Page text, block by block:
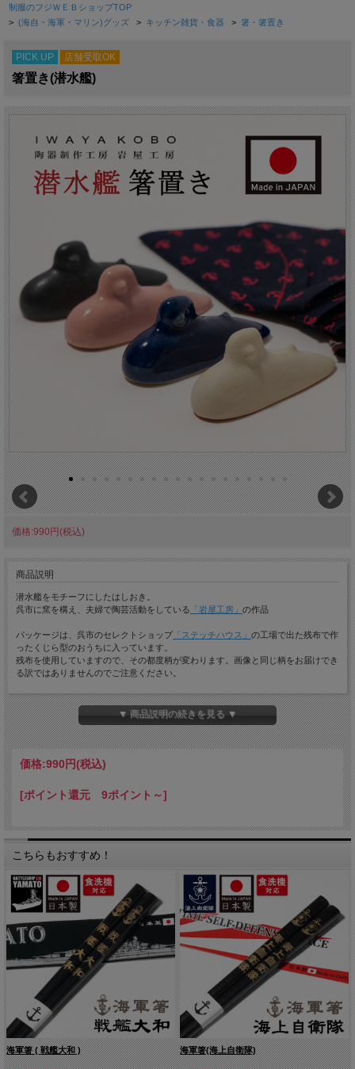
制服のフジＷＥＢショップTOP
> (海自・海軍・マリン)グッズ > キッチン雑貨・食器 > 箸・箸置き
PICK UP 店舗受取OK
箸置き(潜水艦)
価格:990円(税込)
商品説明
潜水艦をモチーフにしたはしおき。
呉市に窯を構え、夫婦で陶芸活動をしている 「岩屋工房」 の作品
パッケージは、呉市のセレクトショップ 「ステッチハウス」 の工場で出た残布で作
ったくじら型のおうちに入っています。
残布を使用していますので、その都度柄が変わります。画像と同じ柄をお届けでき
る訳ではありませんのでご注意ください。
●サイズ：箸置き(約長さ5.3cm・幅1.5cm・高さ2.2cm)
▼ 商品説明の続きを見る ▼
価格:990円(税込)
[ポイント還元 9ポイント～]
こちらもおすすめ！
海軍箸 ( 戦艦大和 ) 海軍箸(海上自衛隊)